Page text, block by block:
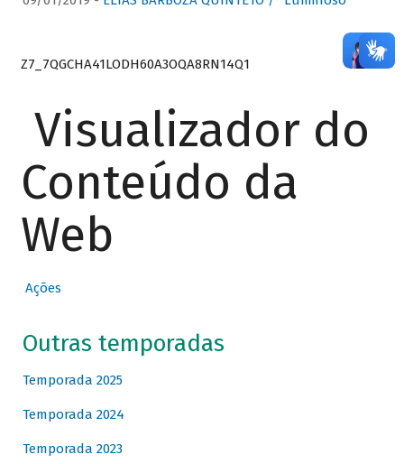
Z7_7QGCHA41LODH60A3OQA8RN14Q1
Visualizador do
Conteúdo da
Web
Ações
Outras temporadas
Temporada 2025
Temporada 2024
Temporada 2023